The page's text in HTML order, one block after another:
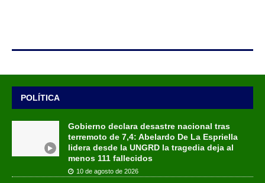
POLÍTICA
Gobierno declara desastre nacional tras
terremoto de 7,4: Abelardo De La Espriella
lidera desde la UNGRD la tragedia deja al
menos 111 fallecidos
10 de agosto de 2026